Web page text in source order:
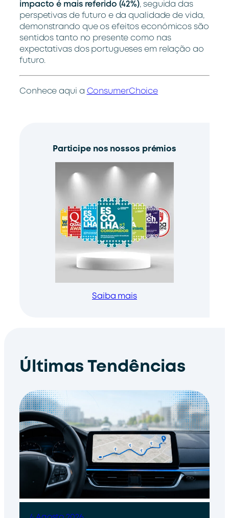
impacto é mais referido (42%), seguida das
perspetivas de futuro e da qualidade de vida,
demonstrando que os efeitos económicos são
sentidos tanto no presente como nas
expectativas dos portugueses em relação ao
futuro.
Conhece aqui a ConsumerChoice
Participe nos nossos prémios
Saiba mais
Últimas Tendências